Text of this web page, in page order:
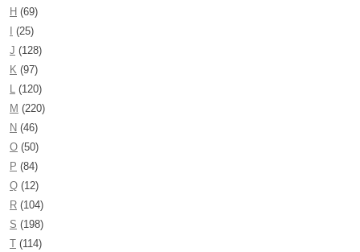
H (69)
(25)
J (128)
K (97)
L (120)
M (220)
N (46)
O (50)
P (84)
Q (12)
R (104)
S (198)
T (114)